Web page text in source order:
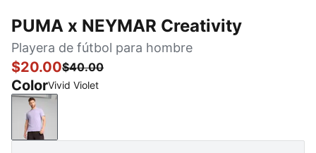
PUMA x NEYMAR Creativity
Playera de fútbol para hombre
$20.00$40.00
ColorVivid Violet
Vivid Violet